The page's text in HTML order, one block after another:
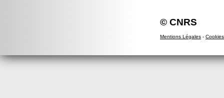
© CNRS
Mentions Légales - Cookies